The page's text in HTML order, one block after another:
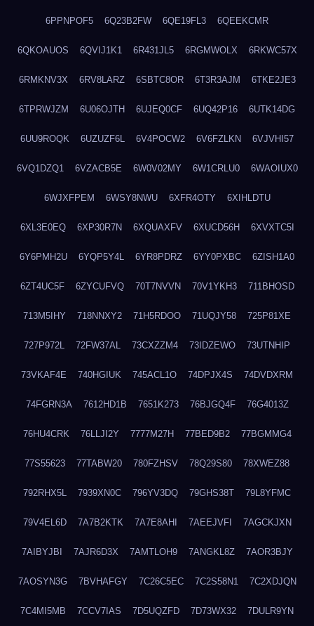
6PPNPOF5 6Q23B2FW 6QE19FL3 6QEEKCMR
6QKOAUOS 6QVIJ1K1 6R431JL5 6RGMWOLX 6RKWC57X
6RMKNV3X 6RV8LARZ 6SBTC8OR 6T3R3AJM 6TKE2JE3
6TPRWJZM 6U06OJTH 6UJEQ0CF 6UQ42P16 6UTK14DG
6UU9ROQK 6UZUZF6L 6V4POCW2 6V6FZLKN 6VJVHI57
6VQ1DZQ1 6VZACB5E 6W0V02MY 6W1CRLU0 6WAOIUX0
6WJXFPEM 6WSY8NWU 6XFR4OTY 6XIHLDTU
6XL3E0EQ 6XP30R7N 6XQUAXFV 6XUCD56H 6XVXTC5I
6Y6PMH2U 6YQP5Y4L 6YR8PDRZ 6YY0PXBC 6ZISH1A0
6ZT4UC5F 6ZYCUFVQ 70T7NVVN 70V1YKH3 711BHOSD
713M5IHY 718NNXY2 71H5RDOO 71UQJY58 725P81XE
727P972L 72FW37AL 73CXZZM4 73IDZEWO 73UTNHIP
73VKAF4E 740HGIUK 745ACL1O 74DPJX4S 74DVDXRM
74FGRN3A 7612HD1B 7651K273 76BJGQ4F 76G4013Z
76HU4CRK 76LLJI2Y 7777M27H 77BED9B2 77BGMMG4
77S55623 77TABW20 780FZHSV 78Q29S80 78XWEZ88
792RHX5L 7939XN0C 796YV3DQ 79GHS38T 79L8YFMC
79V4EL6D 7A7B2KTK 7A7E8AHI 7AEEJVFI 7AGCKJXN
7AIBYJBI 7AJR6D3X 7AMTLOH9 7ANGKL8Z 7AOR3BJY
7AOSYN3G 7BVHAFGY 7C26C5EC 7C2S58N1 7C2XDJQN
7C4MI5MB 7CCV7IAS 7D5UQZFD 7D73WX32 7DULR9YN